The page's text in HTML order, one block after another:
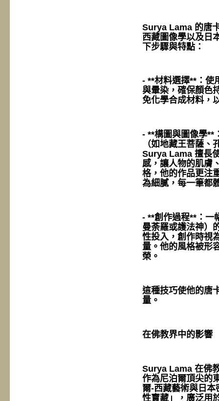
Surya Lama 的唐
西藏圖像學以及日
下步驟與特點：
- **材料選擇**：使
與暈染，確保顏色
免化學合成材料，
- **構圖與圖像學**
（如地藏王菩薩
Surya Lama 擅長
感，讓人物的肌膚
格，他的作品更注
為細膩，每一筆都
- **創作過程**：一
曼荼羅或護法神）
性投入，創作時視
量。他的風格被形
榮。
這種技巧使他的唐
量。
在佛教界中的影響
Surya Lama 在佛
作為尼泊爾頂尖的
爾-西藏藝術與日本
性寶藏」，廣泛用